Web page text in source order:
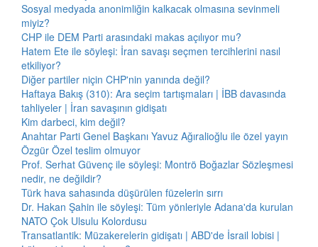
Sosyal medyada anonimliğin kalkacak olmasına sevinmeli
miyiz?
CHP ile DEM Parti arasındaki makas açılıyor mu?
Hatem Ete ile söyleşi: İran savaşı seçmen tercihlerini nasıl
etkiliyor?
Diğer partiler niçin CHP'nin yanında değil?
Haftaya Bakış (310): Ara seçim tartışmaları | İBB davasında
tahliyeler | İran savaşının gidişatı
Kim darbeci, kim değil?
Anahtar Parti Genel Başkanı Yavuz Ağıralioğlu ile özel yayın
Özgür Özel teslim olmuyor
Prof. Serhat Güvenç ile söyleşi: Montrö Boğazlar Sözleşmesi
nedir, ne değildir?
Türk hava sahasında düşürülen füzelerin sırrı
Dr. Hakan Şahin ile söyleşi: Tüm yönleriyle Adana'da kurulan
NATO Çok Ulsulu Kolordusu
Transatlantik: Müzakerelerin gidişatı | ABD'de İsrail lobisi |